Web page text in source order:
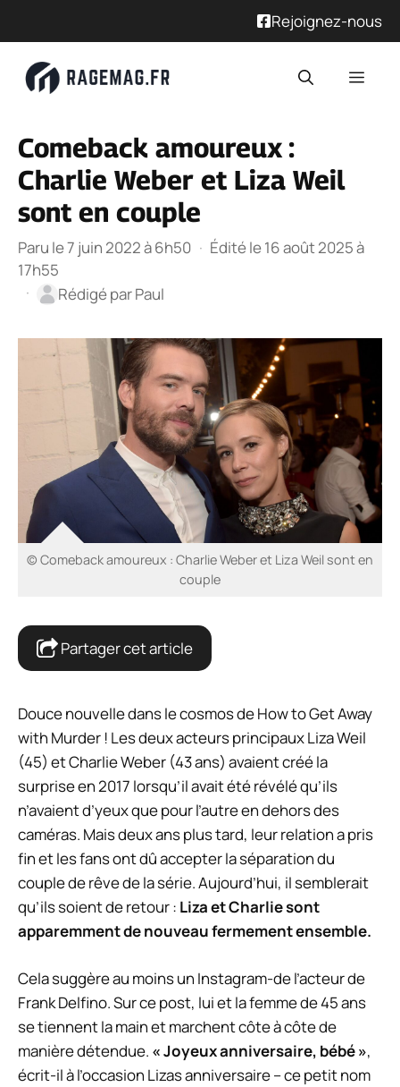
Rejoignez-nous
Comeback amoureux :
Charlie Weber et Liza Weil
sont en couple
Paru le 7 juin 2022 à 6h50 · Édité le 16 août 2025 à
17h55
·
Rédigé parPaul
© Comeback amoureux : Charlie Weber et Liza Weil sont en
couple
Partager cet article
Douce nouvelle dans le cosmos de How to Get Away
with Murder ! Les deux acteurs principaux Liza Weil
(45) etCharlie Weber (43 ans) avaient créé la
surprise en 2017 lorsqu’il avait été révélé qu’ils
n’avaient d’yeux que pour l’autre en dehors des
caméras. Mais deux ans plus tard, leur relation a pris
fin et les fans ont dû accepter la séparation du
couple de rêve de la série. Aujourd’hui, il semblerait
qu’ils soient de retour : Liza etCharliesont
apparemment de nouveau fermement ensemble.
Cela suggère au moins un Instagram-de l’acteur de
Frank Delfino. Sur ce post, lui et la femme de 45 ans
se tiennent la main et marchent côte à côte de
manière détendue. « Joyeux anniversaire, bébé »,
écrit-il à l’occasion Lizasanniversaire – ce petit nom